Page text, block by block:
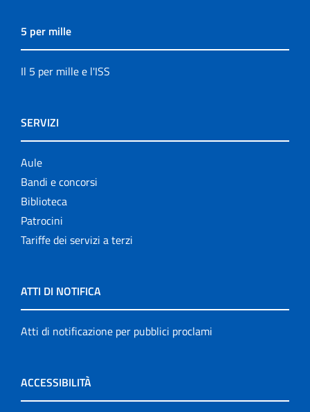
5 per mille
Il 5 per mille e l'ISS
SERVIZI
Aule
Bandi e concorsi
Biblioteca
Patrocini
Tariffe dei servizi a terzi
ATTI DI NOTIFICA
Atti di notificazione per pubblici proclami
ACCESSIBILITÀ